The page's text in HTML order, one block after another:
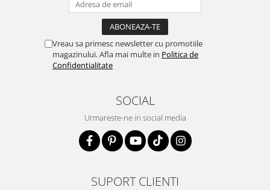
Vreau sa primesc newsletter cu promotiile
magazinului. Afla mai multe in Politica de
Confidentialitate
SOCIAL
Urmareste-ne in social media
SUPORT CLIENTI